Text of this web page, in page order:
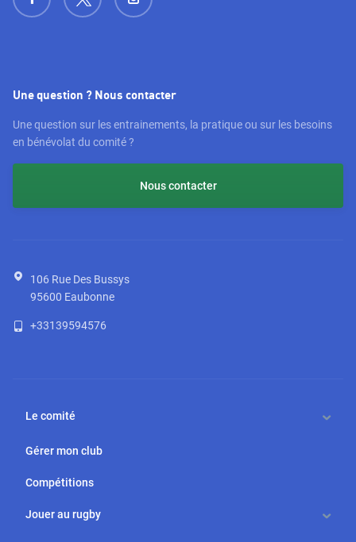
Une question ? Nous contacter
Une question sur les entrainements, la pratique ou sur les besoins
en bénévolat du comité ?
Nous contacter
106 Rue Des Bussys
95600 Eaubonne
+33139594576
Le comité
Gérer mon club
Compétitions
Jouer au rugby